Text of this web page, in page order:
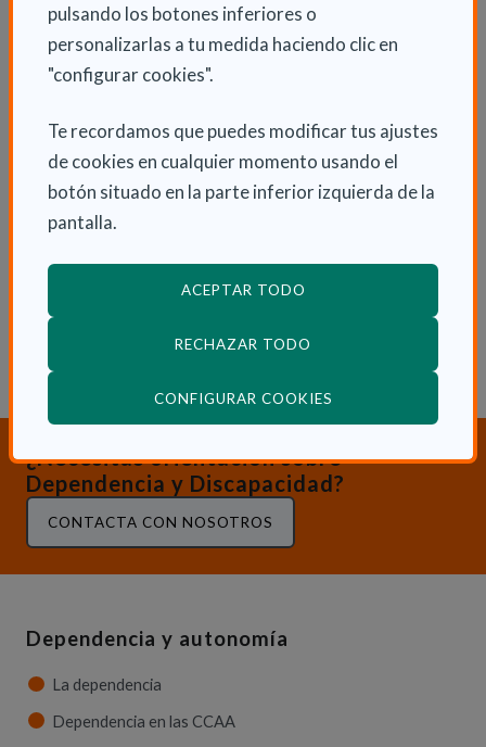
pulsando los botones inferiores o
personalizarlas a tu medida haciendo clic en
"configurar cookies".
Te recordamos que puedes modificar tus ajustes
de cookies en cualquier momento usando el
botón situado en la parte inferior izquierda de la
pantalla.
ACEPTAR TODO
RECHAZAR TODO
CONFIGURAR COOKIES
Más información en la página web
www.lavidafluye.es.
INFORMACIÓN ADICIONAL
Mar 3 Julio 2018
Actualidad
¿Necesitas orientación sobre
Dependencia y Discapacidad?
CONTACTA CON NOSOTROS
Dependencia y autonomía
La dependencia
Dependencia en las CCAA